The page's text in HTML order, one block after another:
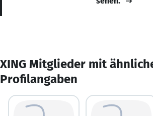
XING Mitglieder mit
Profilangaben